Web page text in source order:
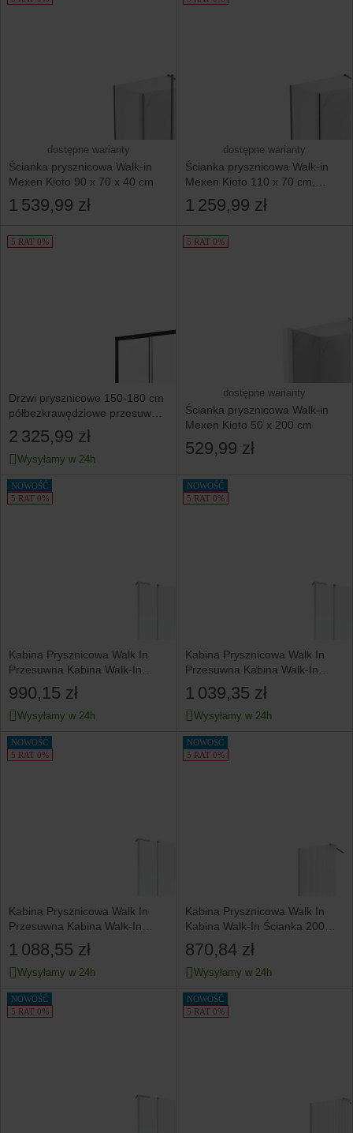
dostępne warianty
Ścianka prysznicowa Walk-in
Mexen Kioto 90 x 70 x 40 cm
1 539,99 zł
dostępne warianty
Ścianka prysznicowa Walk-in
Mexen Kioto 110 x 70 cm,
transparent, czarna
1 259,99 zł
5 RAT 0%
Drzwi prysznicowe 150-180 cm
półbezkrawędziowe przesuwne
60 cm wannowe
2 325,99 zł
Wysyłamy w 24h
5 RAT 0%
dostępne warianty
Ścianka prysznicowa Walk-in
Mexen Kioto 50 x 200 cm
529,99 zł
NOWOŚĆ
5 RAT 0%
Kabina Prysznicowa Walk In
Przesuwna Kabina Walk-In
200x90 cm INVENA Chrom
990,15 zł
Wysyłamy w 24h
NOWOŚĆ
5 RAT 0%
Kabina Prysznicowa Walk In
Przesuwna Kabina Walk-In
200x100 cm INVENA Chrom
1 039,35 zł
Wysyłamy w 24h
NOWOŚĆ
5 RAT 0%
Kabina Prysznicowa Walk In
Przesuwna Kabina Walk-In
200x100 cm INVENA
1 088,55 zł
Wysyłamy w 24h
NOWOŚĆ
5 RAT 0%
Kabina Prysznicowa Walk In
Kabina Walk-In Ścianka 200
x 80 cm INVENA
870,84 zł
Wysyłamy w 24h
NOWOŚĆ
5 RAT 0%
NOWOŚĆ
5 RAT 0%